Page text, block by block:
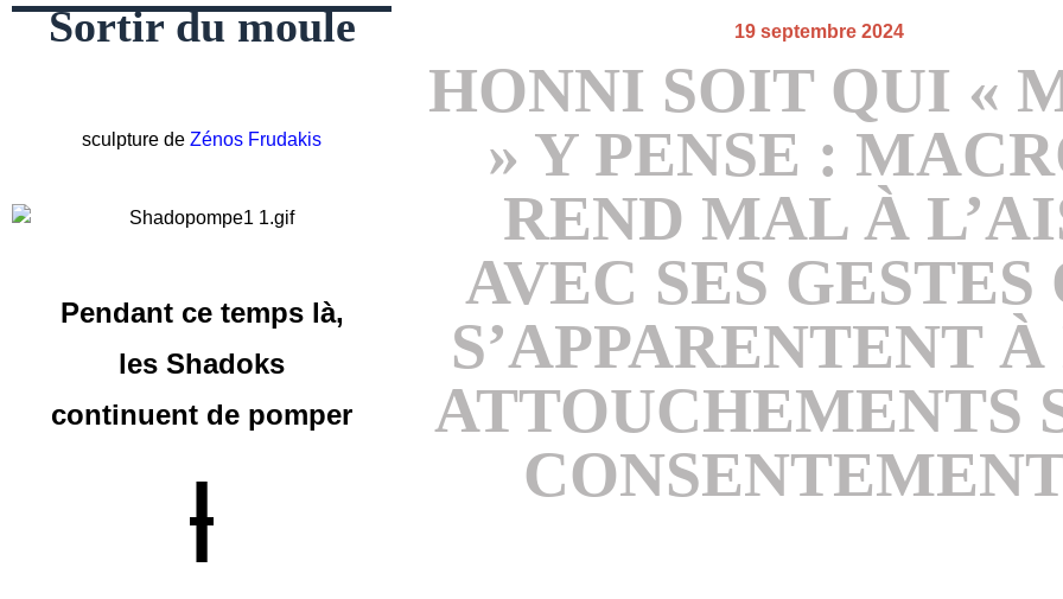
Sortir du moule
sculpture de Zénos Frudakis
Pendant ce temps là,
les Shadoks
continuent de pomper
|
19 septembre 2024
HONNI SOIT QUI «
» Y PENSE :
REND MAL À
AVEC SES GESTES
S’APPARENTENT À
ATTOUCHEMENTS